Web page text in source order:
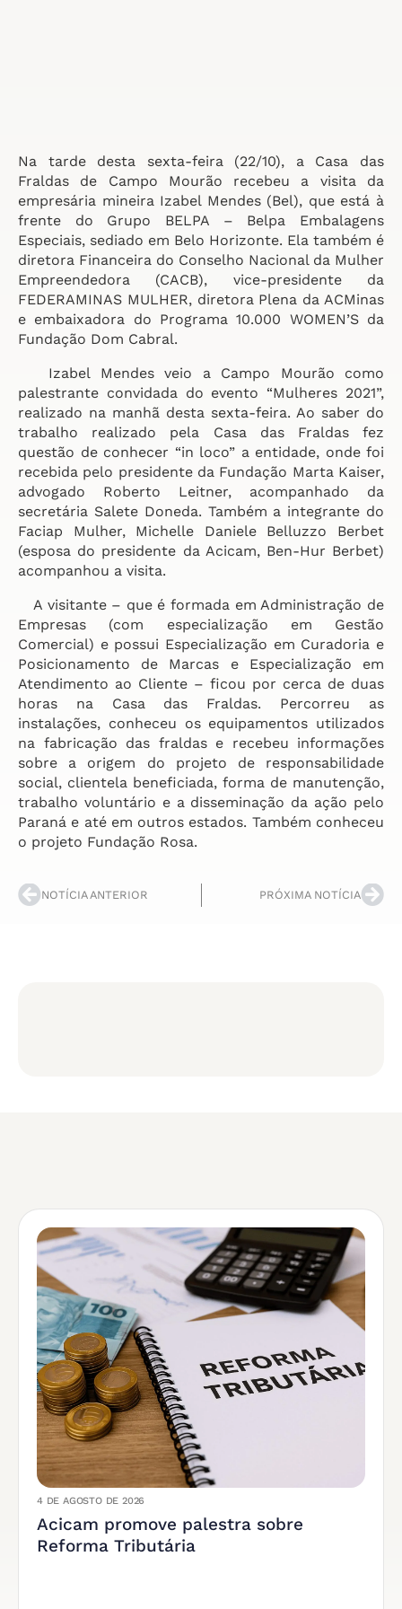
Na tarde desta sexta-feira (22/10), a Casa das
Fraldas de Campo Mourão recebeu a visita da
empresária mineira Izabel Mendes (Bel), que está à
frente do Grupo BELPA – Belpa Embalagens
Especiais, sediado em Belo Horizonte. Ela também é
diretora Financeira do Conselho Nacional da Mulher
Empreendedora (CACB), vice-presidente da
FEDERAMINAS MULHER, diretora Plena da ACMinas
e embaixadora do Programa 10.000 WOMEN’S da
Fundação Dom Cabral.
Izabel Mendes veio a Campo Mourão como
palestrante convidada do evento “Mulheres 2021”,
realizado na manhã desta sexta-feira. Ao saber do
trabalho realizado pela Casa das Fraldas fez
questão de conhecer “in loco” a entidade, onde foi
recebida pelo presidente da Fundação Marta Kaiser,
advogado Roberto Leitner, acompanhado da
secretária Salete Doneda. Também a integrante do
Faciap Mulher, Michelle Daniele Belluzzo Berbet
(esposa do presidente da Acicam, Ben-Hur Berbet)
acompanhou a visita.
A visitante – que é formada em Administração de
Empresas (com especialização em Gestão
Comercial) e possui Especialização em Curadoria e
Posicionamento de Marcas e Especialização em
Atendimento ao Cliente – ficou por cerca de duas
horas na Casa das Fraldas. Percorreu as
instalações, conheceu os equipamentos utilizados
na fabricação das fraldas e recebeu informações
sobre a origem do projeto de responsabilidade
social, clientela beneficiada, forma de manutenção,
trabalho voluntário e a disseminação da ação pelo
Paraná e até em outros estados. Também conheceu
o projeto Fundação Rosa.
NOTÍCIA ANTERIOR PRÓXIMA NOTÍCIA
4 DE AGOSTO DE 2026
Acicam promove palestra sobre
Reforma Tributária